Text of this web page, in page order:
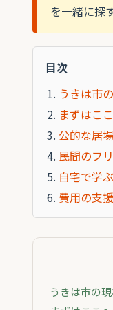
を一緒に探
目次
うきは市
まずはこ
公的な居
民間のフ
自宅で学
費用の支
うきは市の